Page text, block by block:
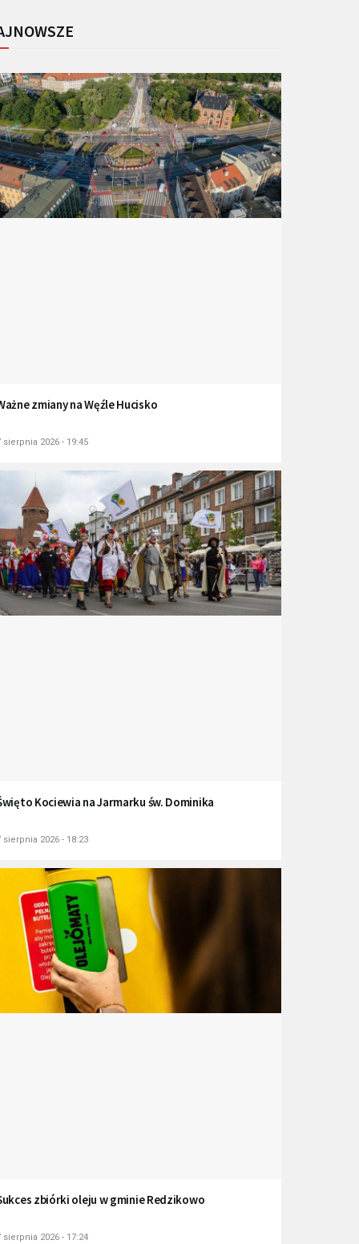
zmiany na Węźle Hucisko
sierpnia 2026 - 19:45
Kociewia na Jarmarku św. Dominika
sierpnia 2026 - 18:23
zbiórki oleju w gminie Redzikowo
sierpnia 2026 - 17:24